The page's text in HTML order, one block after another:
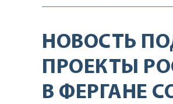
НОВОСТЬ
ПРОЕКТЫ
В ФЕРГАНЕ